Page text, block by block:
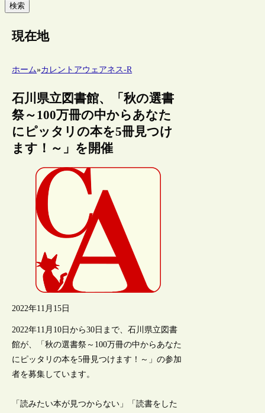
検索
現在地
ホーム»カレントアウェアネス-R
石川県立図書館、「秋の選書
祭～100万冊の中からあなた
にピッタリの本を5冊見つけ
ます！～」を開催
2022年11月15日
2022年11月10日から30日まで、石川県立図書
館が、「秋の選書祭～100万冊の中からあなた
にピッタリの本を5冊見つけます！～」の参加
者を募集しています。
「読みたい本が見つからない」「読書をした